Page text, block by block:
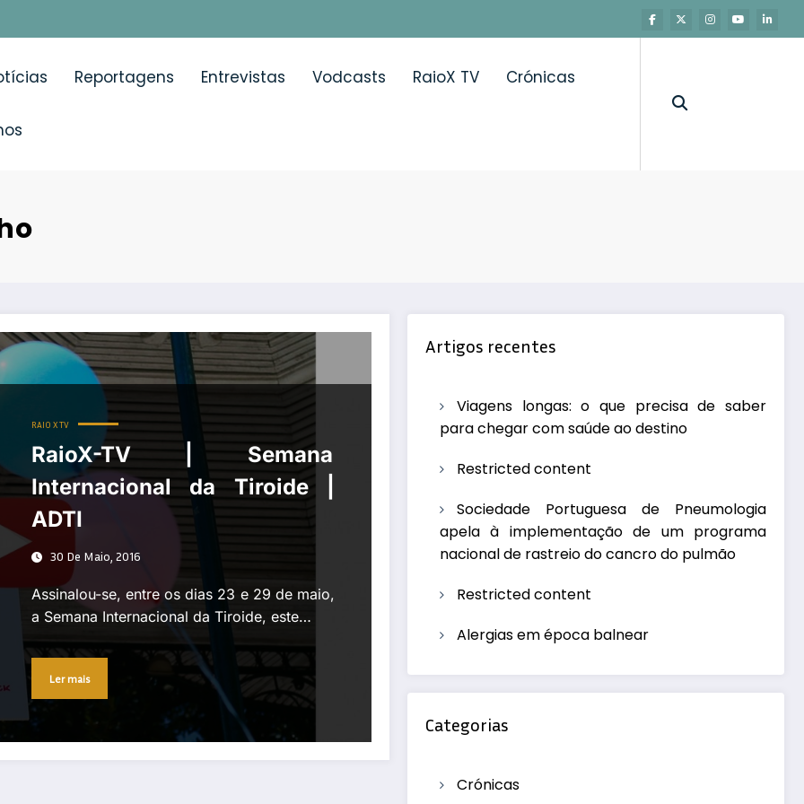
Reportagens Entrevistas Vodcasts RaioX TV Crónicas
RAIO X TV
RaioX-TV | Semana
Internacional da Tiroide |
ADTI
30 De Maio, 2016
Assinalou-se, entre os dias 23 e 29 de maio,
a Semana Internacional da Tiroide, este…
Ler mais
Artigos recentes
Viagens longas: o que precisa de saber
para chegar com saúde ao destino
Restricted content
Sociedade Portuguesa de Pneumologia
apela à implementação de um programa
nacional de rastreio do cancro do pulmão
Restricted content
Alergias em época balnear
Categorias
Crónicas